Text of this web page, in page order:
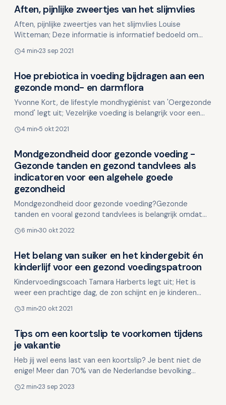
Aften, pijnlijke zweertjes van het slijmvlies
Aften, pijnlijke zweertjes van het slijmvlies Louise
Witteman; Deze informatie is informatief bedoeld om
4 min 23 sep 2021
Voeding en mondgezondheid
Hoe prebiotica in voeding bijdragen aan een
gezonde mond- en darmflora
Yvonne Kort, de lifestyle mondhygiënist van 'Oergezonde
mond' legt uit; Vezelrijke voeding is belangrijk voor een
4 min 5 okt 2021
Voeding en mondgezondheid
Mondgezondheid door gezonde voeding -
Gezonde tanden en gezond tandvlees als
indicatoren voor een algehele goede
gezondheid
Mondgezondheid door gezonde voeding?Gezonde
tanden en vooral gezond tandvlees is belangrijk omdat
Het on…
6 min 30 okt 2022
Voeding en mondgezondheid
Het belang van suiker en het kindergebit én
kinderlijf voor een gezond voedingspatroon
Kindervoedingscoach Tamara Harberts legt uit; Het is
weer een prachtige dag, de zon schijnt en je kinderen
3 min 20 okt 2021
Voeding en mondgezondheid
Tips om een koortslip te voorkomen tijdens
je vakantie
Heb jij wel eens last van een koortslip? Je bent niet de
enige! Meer dan 70% van de Nederlandse bevolking
2 min 23 sep 2023